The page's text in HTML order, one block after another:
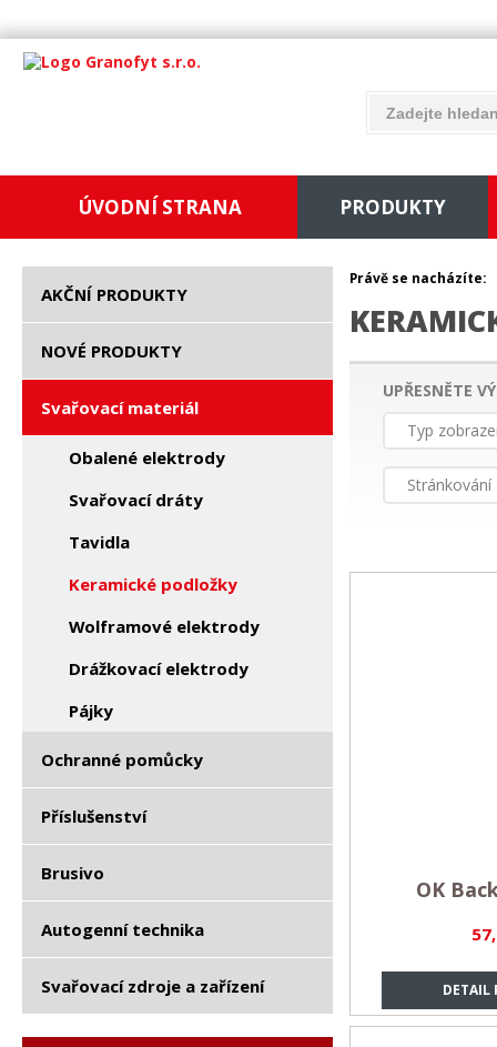
ÚVODNÍ STRANA PRODUKTY
AKČNÍ PRODUKTY
NOVÉ PRODUKTY
Svařovací materiál
Obalené elektrody
Svařovací dráty
Tavidla
Keramické podložky
Wolframové elektrody
Drážkovací elektrody
Pájky
Ochranné pomůcky
Příslušenství
Brusivo
Autogenní technika
Svařovací zdroje a zařízení
Právě se nacházíte:
UPŘESNĚTE
Typ
Stránkování
DETAIL
OK